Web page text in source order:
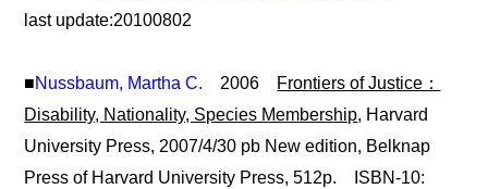
last update:20100802
■Nussbaum, Martha C. 2006 Frontiers of Justice：
Disability, Nationality, Species Membership, Harvard
University Press, 2007/4/30 pb New edition, Belknap
Press of Harvard University Press, 512p. ISBN-10: